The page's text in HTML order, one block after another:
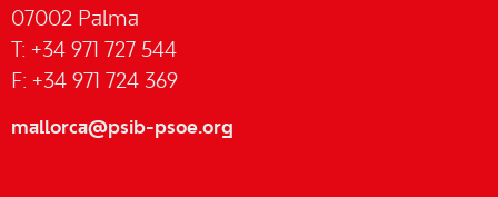
07002 Palma
T: +34 971 727 544
F: +34 971 724 369
mallorca@psib-psoe.org